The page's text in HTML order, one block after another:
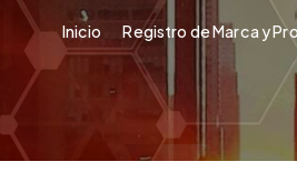
Inicio Registro de Marca y